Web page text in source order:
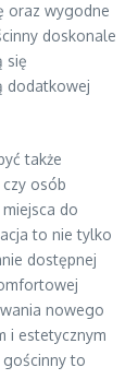
oraz wygodne
doskonale
się
dodatkowej
także
osób
do
to nie tylko
dostępnej
nowego
i estetycznym
to